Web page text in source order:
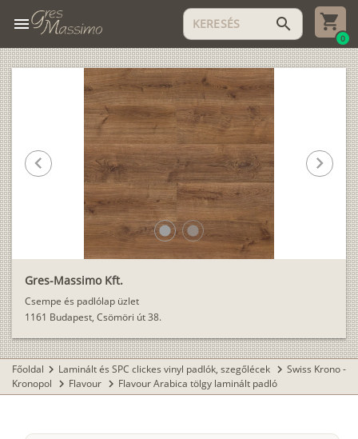
menu search
0
Gres-Massimo Kft.
Csempe és padlólap üzlet
1161 Budapest, Csömöri út 38.
lens lens
chevron_left chevron_right
Főoldal chevron_right Laminált és SPC clickes vinyl padlók, szegőlécek chevron_right Swiss Krono -
Kronopol chevron_right Flavour chevron_right Flavour Arabica tölgy laminált padló